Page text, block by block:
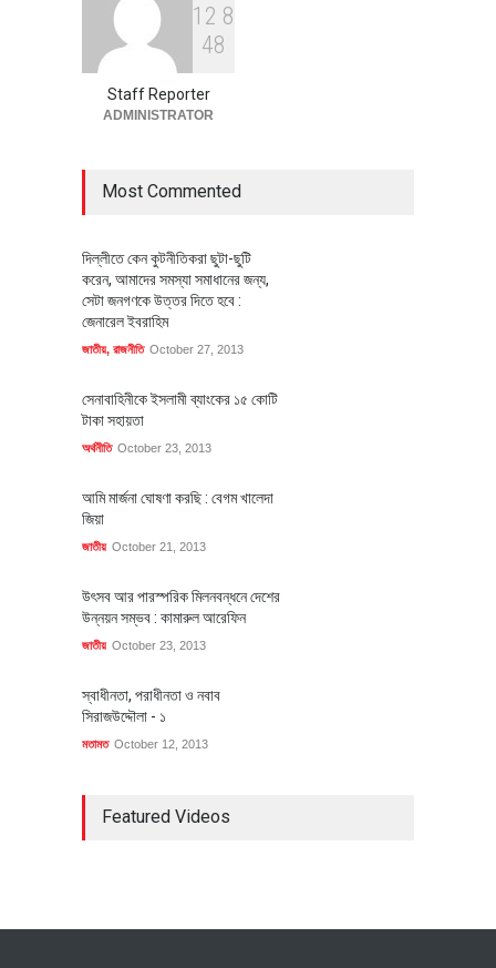
বৈশ্বিক প্রতিযোগিতা সক্ষমতা বাড়াতে
পোশাক শিল্পে নতুন উদ্যোগ
1 2 8
48
Staff Reporter
ADMINISTRATOR
Most Commented
দিল্লীতে কেন কুটনীতিকরা ছুটা-ছুটি
করেন, আমাদের সমস্যা সমাধানের জন্য,
সেটা জনগণকে উত্তর দিতে হবে :
জেনারেল ইবরাহিম
জাতীয়, রাজনীতি October 27, 2013
সেনাবাহিনীকে ইসলামী ব্যাংকের ১৫ কোটি
টাকা সহায়তা
অর্থনীতি October 23, 2013
আমি মার্জনা ঘোষণা করছি : বেগম খালেদা
জিয়া
জাতীয় October 21, 2013
উৎসব আর পারস্পরিক মিলনবন্ধনে দেশের
উন্নয়ন সম্ভব : কামারুল আরেফিন
জাতীয় October 23, 2013
স্বাধীনতা, পরাধীনতা ও নবাব
সিরাজউদ্দৌলা - ১
মতামত October 12, 2013
Featured Videos